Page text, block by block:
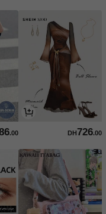
DH726.00
.00